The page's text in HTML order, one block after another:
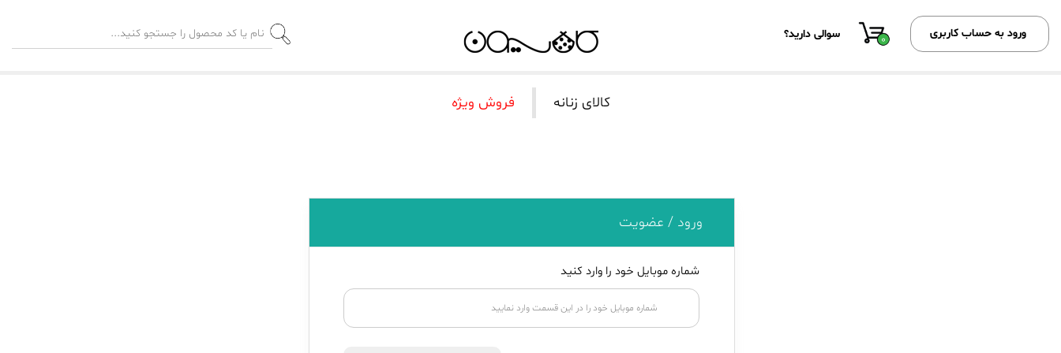
ورود به حساب کاربری 0 سوالی دارید؟
کالای زنانه فروش ویژه
ورود / عضویت
شماره موبایل خود را وارد کنید